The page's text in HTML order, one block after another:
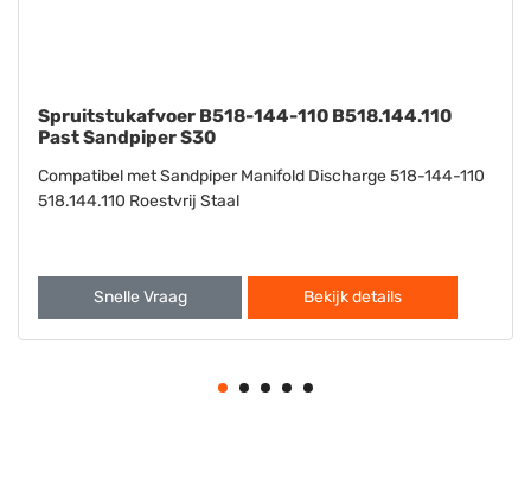
Wasmachine B901-022-115 B901.022.115 Past
Sandpiper S15 S20
Compatibel met Sandpiper S15 S20 Wasmachine 901-022-
115 901.022.115
Snelle Vraag Bekijk details